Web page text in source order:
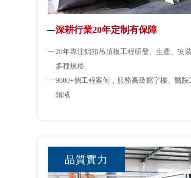
深耕行業20年定制有保障
20年專注鋁扣吊頂板工程研發、生產、安
多種規格
9000+個工程案例，服務高級寫字樓、醫
領域
品質實力